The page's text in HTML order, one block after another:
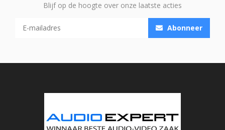
Blijf op de hoogte over onze laatste acties
Abonneer